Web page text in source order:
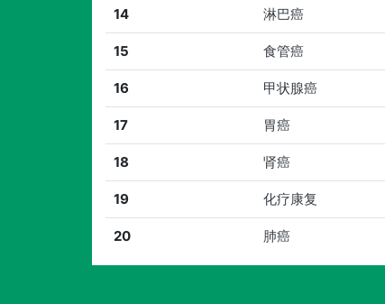
14 淋巴癌
15 食管癌
16 甲状腺癌
17 胃癌
18 肾癌
19 化疗康复
20 肺癌